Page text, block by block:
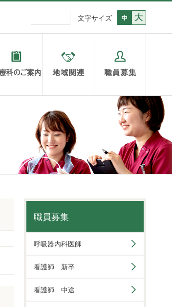
文字サイズ 標準
職員募集
呼吸器内科医師
看護師 新卒
看護師 中途